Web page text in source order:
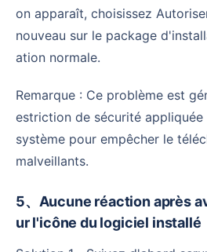
on apparaît, choisissez
nouveau sur le package
ation normale.
Remarque : Ce problème est généralement dû à une r
estriction de sécurité
système pour empêcher le
malveillants.
5、Aucune réaction après avoir double-cliqué s
ur l'icône du logiciel installé